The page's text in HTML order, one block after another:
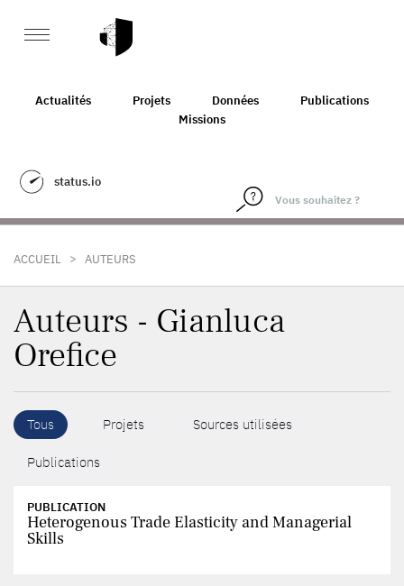
Actualités Projets Données
Publications
Missions
status.io
ACCUEIL > AUTEURS
Auteurs - Gianluca
Orefice
Tous Projets Sources utilisées
Publications
PUBLICATION
Heterogenous Trade Elasticity and Managerial
Skills